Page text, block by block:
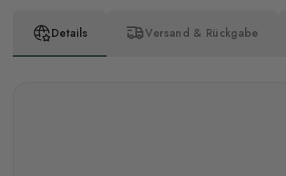
Details Versand & Rückgabe